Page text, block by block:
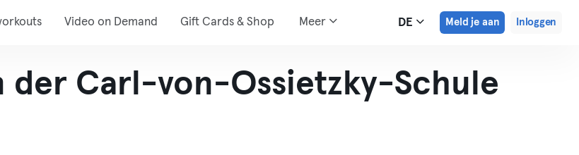
Video on Demand Gift Cards & Shop Meer DE Meld je aan Inloggen
der Carl-von-Ossietzky-Schule